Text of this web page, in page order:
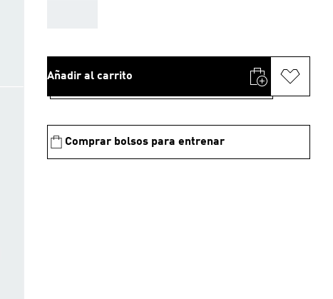
Añadir al carrito
Comprar bolsos para entrenar